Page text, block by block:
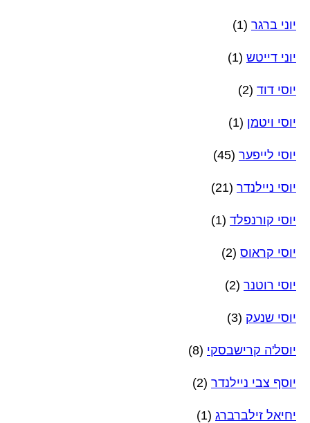
יוני ברגר (1)
יוני דייטש (1)
יוסי דוד (2)
יוסי ויטמן (1)
יוסי לייפער (45)
יוסי ניילנדר (21)
יוסי קורנפלד (1)
יוסי קראוס (2)
יוסי רוטנר (2)
יוסי שנעק (3)
יוסל'ה קרישבסקי (8)
יוסף צבי ניילנדר (2)
יחיאל זילברברג (1)